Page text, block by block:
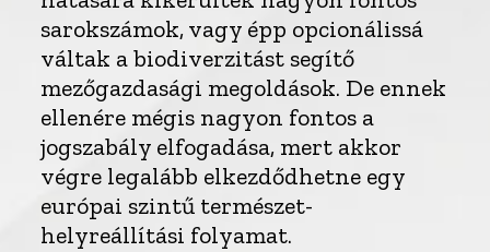
sarokszámok, vagy épp opcionálissá
váltak a biodiverzitást segítő
mezőgazdasági megoldások. De ennek
ellenére mégis nagyon fontos a
jogszabály elfogadása, mert akkor
végre legalább elkezdődhetne egy
európai szintű természet-
helyreállítási folyamat.